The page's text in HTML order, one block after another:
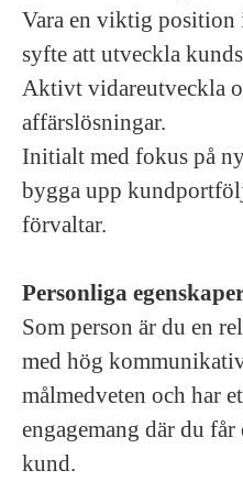
Vara en viktig position
syfte att utveckla
Aktivt vidareutveckla
affärslösningar.
Initialt med fokus på
bygga upp
förvaltar.
Personliga
Som person är du en
med hög
målmedveten och har
engagemang där du
kund.